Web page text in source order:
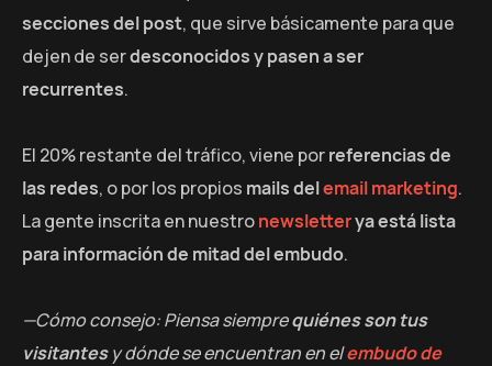
secciones del post, que sirve básicamente para que
dejen de serdesconocidos y pasen a ser
recurrentes.
El 20% restante del tráfico, viene porreferencias de
las redes, o por los propios mails delemail marketing.
La gente inscrita en nuestronewsletterya está lista
para información de mitad del embudo.
—Cómo consejo: Piensa siemprequiénes son tus
visitantesy dónde se encuentran en elembudo de